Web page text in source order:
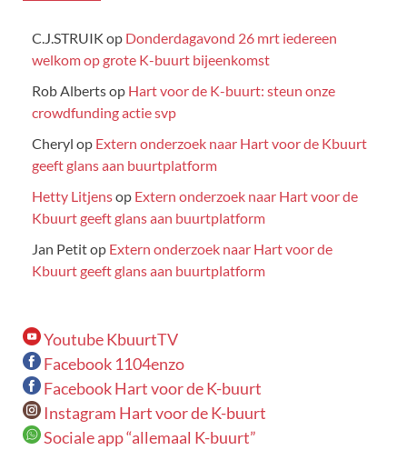
C.J.STRUIK op Donderdagavond 26 mrt iedereen
welkom op grote K-buurt bijeenkomst
Rob Albertsop Hart voor de K-buurt: steun onze
crowdfunding actie svp
Cheryl op Extern onderzoek naar Hart voor de Kbuurt
geeft glans aan buurtplatform
Hetty Litjensop Extern onderzoek naar Hart voor de
Kbuurt geeft glans aan buurtplatform
Jan Petitop Extern onderzoek naar Hart voor de
Kbuurt geeft glans aan buurtplatform
Youtube KbuurtTV
Facebook 1104enzo
Facebook Hart voor de K-buurt
Instagram Hart voor de K-buurt
Sociale app “allemaal K-buurt”